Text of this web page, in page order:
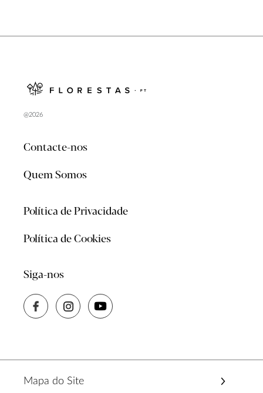
@2026
Contacte-nos
Quem Somos
Política de Privacidade
Política de Cookies
Siga-nos
Mapa do Site